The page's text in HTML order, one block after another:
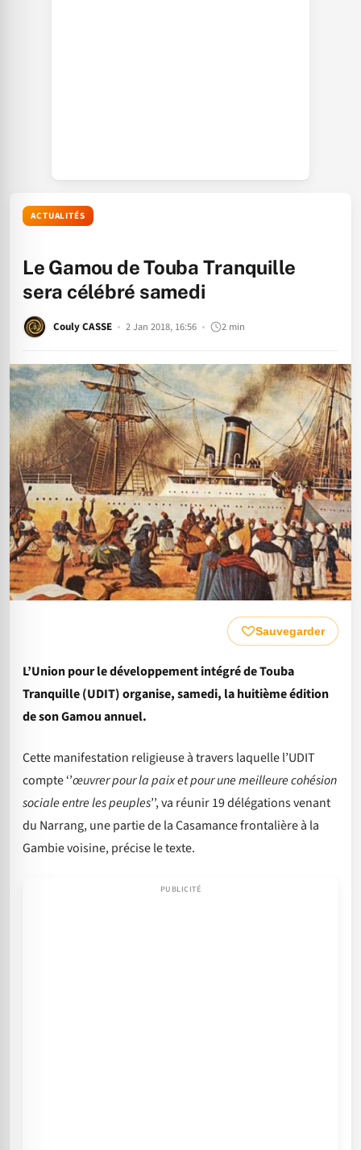
ACTUALITÉS
Le Gamou de Touba Tranquille
sera célébré samedi
Couly CASSE 2 Jan 2018, 16:56 2 min
Sauvegarder
L’Union pour le développement intégré de Touba
Tranquille (UDIT) organise, samedi, la huitième édition
de son Gamou annuel.
Cette manifestation religieuse à travers laquelle l’UDIT
compte ‘’œuvrer pour la paix et pour une meilleure cohésion
sociale entre les peuples’’, va réunir 19 délégations venant
du Narrang, une partie de la Casamance frontalière à la
Gambie voisine, précise le texte.